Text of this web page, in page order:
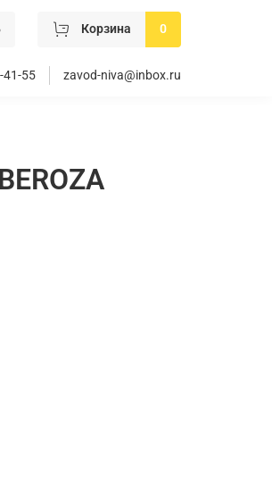
Корзина 0
41-55 zavod-niva@inbox.ru